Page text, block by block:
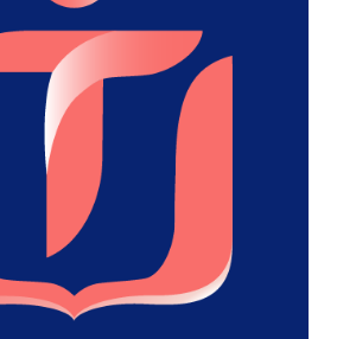
Formation :
en sciences humaines
Chrétienne et
de la Personne
Faculté de Théologie et
Religieuses